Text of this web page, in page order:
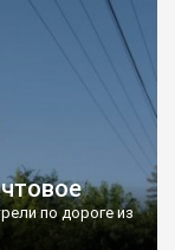
по дороге из